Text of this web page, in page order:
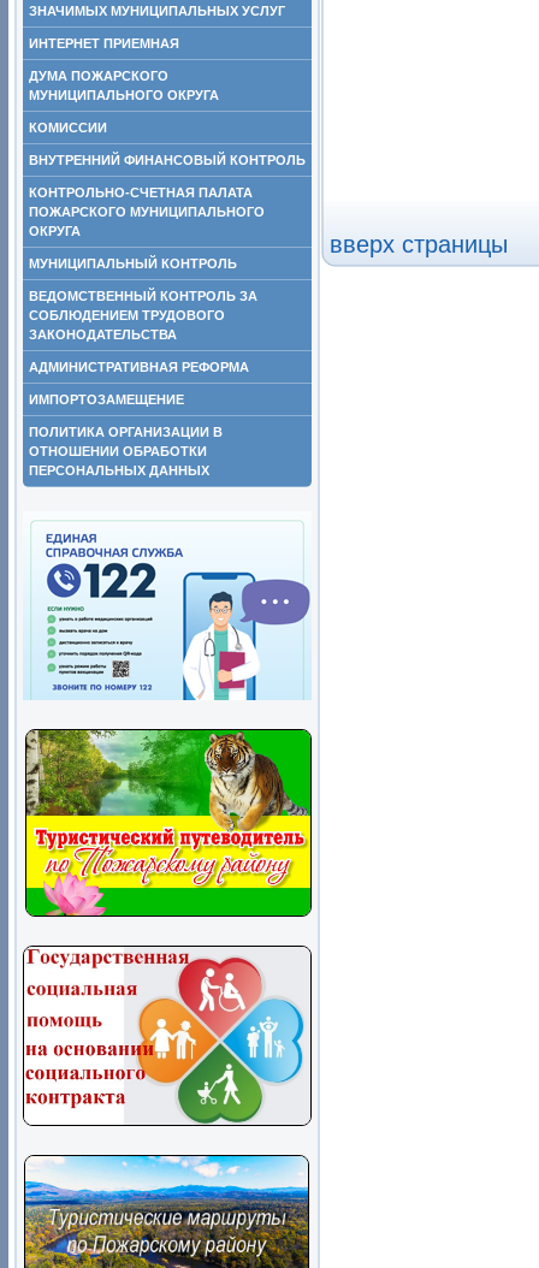
ЗНАЧИМЫХ МУНИЦИПАЛЬНЫХ УСЛУГ
ИНТЕРНЕТ ПРИЕМНАЯ
ДУМА ПОЖАРСКОГО
МУНИЦИПАЛЬНОГО ОКРУГА
КОМИССИИ
ВНУТРЕННИЙ ФИНАНСОВЫЙ КОНТРОЛЬ
КОНТРОЛЬНО-СЧЕТНАЯ ПАЛАТА
ПОЖАРСКОГО МУНИЦИПАЛЬНОГО
ОКРУГА
МУНИЦИПАЛЬНЫЙ КОНТРОЛЬ
ВЕДОМСТВЕННЫЙ КОНТРОЛЬ ЗА
СОБЛЮДЕНИЕМ ТРУДОВОГО
ЗАКОНОДАТЕЛЬСТВА
АДМИНИСТРАТИВНАЯ РЕФОРМА
ИМПОРТОЗАМЕЩЕНИЕ
ПОЛИТИКА ОРГАНИЗАЦИИ В
ОТНОШЕНИИ ОБРАБОТКИ
ПЕРСОНАЛЬНЫХ ДАННЫХ
вверх страницы